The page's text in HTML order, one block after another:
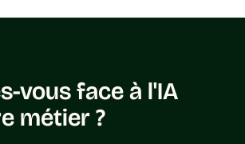
vous face à l'IA
métier ?